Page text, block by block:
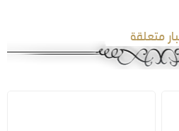
متعلقة